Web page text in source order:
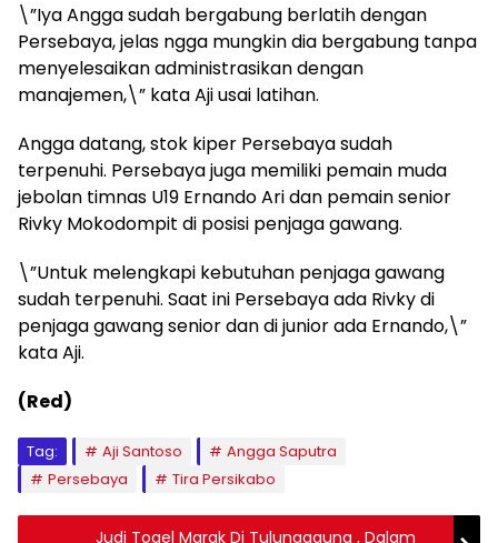
\”Iya Angga sudah bergabung berlatih dengan
Persebaya, jelas ngga mungkin dia bergabung tanpa
menyelesaikan administrasikan dengan
manajemen,\” kata Aji usai latihan.
Angga datang, stok kiper Persebaya sudah
terpenuhi. Persebaya juga memiliki pemain muda
jebolan timnas U19 Ernando Ari dan pemain senior
Rivky Mokodompit di posisi penjaga gawang.
\”Untuk melengkapi kebutuhan penjaga gawang
sudah terpenuhi. Saat ini Persebaya ada Rivky di
penjaga gawang senior dan di junior ada Ernando,\”
kata Aji.
(Red)
Tag: Aji Santoso
Angga Saputra
Persebaya
Tira Persikabo
Judi Togel Marak Di Tulungagung , Dalam